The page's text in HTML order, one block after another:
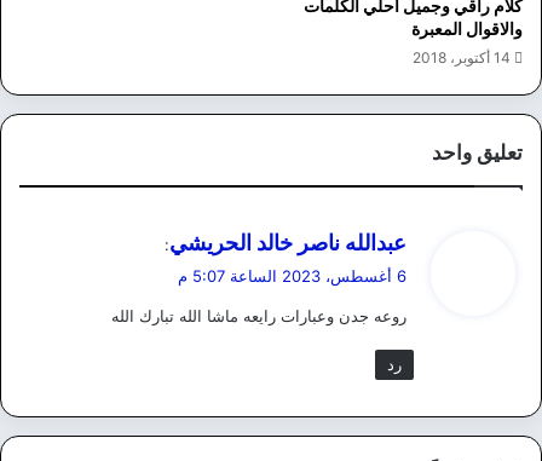
كلام راقي وجميل احلي الكلمات
والاقوال المعبرة
14 أكتوبر، 2018
تعليق واحد
ي
ق
ل
عبدالله ناصر خالد الحريشي:
6 أغسطس، 2023 الساعة 5:07 م
روعه جدن وعبارات رايعه ماشا الله تبارك الله
رد